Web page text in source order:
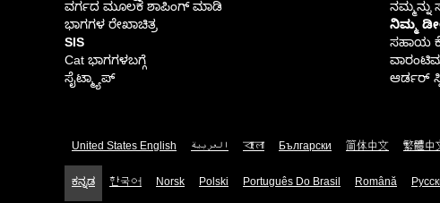
ವರ್ಗದ ಮೂಲಕ ಶಾಪಿಂಗ್ ಮಾಡಿ
ಭಾಗಗಳ ರೇಖಾಚಿತ್ರ
SIS
Cat ಭಾಗಗಳಬಗ್ಗೆ
ಸೈಟ್ಮ್ಯಾಪ್
ನಮ್ಮನ್ನು
ನಿಮ್ಮ
ಸಹಾಯ
ಆರ್ಡರ್
United States English العربية বাংলা Български 简体中文 繁體中
ಕನ್ನಡ 한국어 Norsk Polski Português Do Brasil Română